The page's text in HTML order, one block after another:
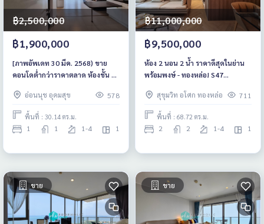
฿2,500,000
฿1,900,000
[ภาพอัพเดท 30 มีค. 2568) ขาย
คอนโดต่ำกว่าราคาตลาด ห้องชั้น 2
อ่อนนุช อุดมสุข
578
พื้นที่ : 30.14 ตร.ม.
1 1 1-4 1
฿11,000,000
฿9,500,000
ห้อง 2 นอน 2 น้ำ ราคาดีสุดในย่าน
พร้อมพงษ์ - ทองหล่อ! S47
68.72 ตรม. แต่ขายแค่ 9.5 ลบ.*
เท่านั้น
สุขุมวิท อโศก ทองหล่อ 711
พื้นที่ : 68.72 ตร.ม.
2 2 1-4 1
ขาย ขาย